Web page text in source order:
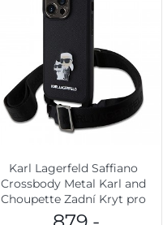
Karl Lagerfeld Saffiano
Crossbody Metal Karl and
Choupette Zadní Kryt pro
iPhone 15 Pro Black